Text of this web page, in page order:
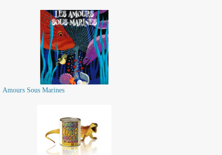
Amours Sous Marines